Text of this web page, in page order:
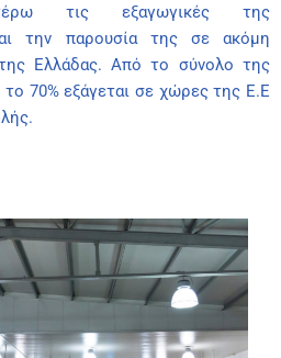
τις εξαγωγικές της
την παρουσία της σε ακόμη
Ελλάδας. Από το σύνολο της
70% εξάγεται σε χώρες της Ε.Ε